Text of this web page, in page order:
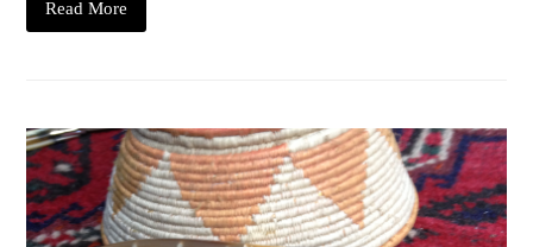
Read More